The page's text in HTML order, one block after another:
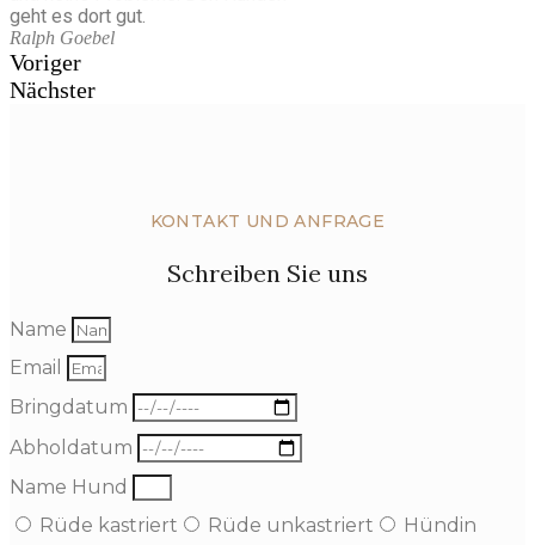
geht es dort gut.
Ralph Goebel
Voriger
Nächster
KONTAKT UND ANFRAGE
Schreiben Sie uns
Name
Email
Bringdatum
Abholdatum
Name Hund
Rüde kastriert
Rüde unkastriert Hündin